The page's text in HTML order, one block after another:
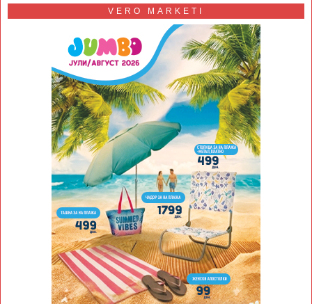
VERO MARKETI